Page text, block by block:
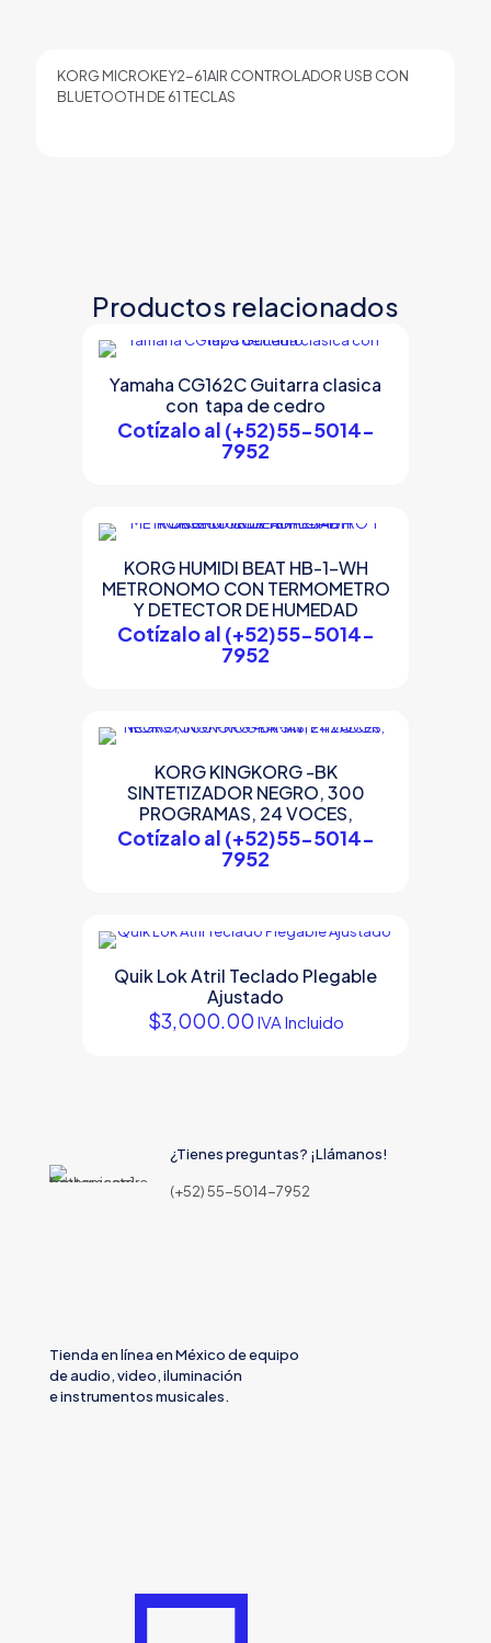
KORG MICROKEY2-61AIR CONTROLADOR USB CON
BLUETOOTH DE 61 TECLAS
Productos relacionados
Yamaha CG162C Guitarra clasica
con tapa de cedro
Cotízalo al (+52)55-5014-
7952
KORG HUMIDI BEAT HB-1-WH
METRONOMO CON TERMOMETRO
Y DETECTOR DE HUMEDAD
Cotízalo al (+52)55-5014-
7952
KORG KINGKORG -BK
SINTETIZADOR NEGRO, 300
PROGRAMAS, 24 VOCES,
Cotízalo al (+52)55-5014-
7952
Quik Lok Atril Teclado Plegable
Ajustado
$3,000.00 IVA Incluido
¿Tienes preguntas? ¡Llámanos!
(+52) 55-5014-7952
Tienda en línea en México de equipo
de audio, video, iluminación
e instrumentos musicales.